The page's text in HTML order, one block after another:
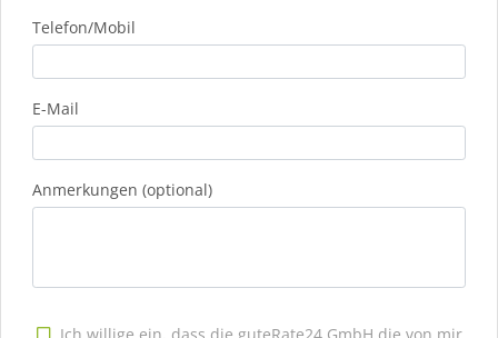
Telefon/Mobil
E-Mail
Anmerkungen (optional)